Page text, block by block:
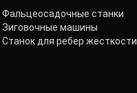
Фальцеосадочные станки
Зиговочные машины
Станок для ребер жесткости